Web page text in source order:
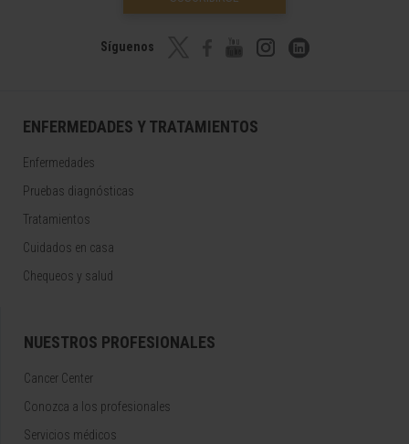
Síguenos
ENFERMEDADES Y TRATAMIENTOS
Enfermedades
Pruebas diagnósticas
Tratamientos
Cuidados en casa
Chequeos y salud
NUESTROS PROFESIONALES
Cancer Center
Conozca a los profesionales
Servicios médicos